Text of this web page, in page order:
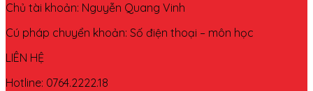
Chủ tài khoản: Nguyễn Quang Vinh
Cú pháp chuyển khoản: Số điện thoại – môn học
LIÊN HỆ
Hotline: 0764.2222.18